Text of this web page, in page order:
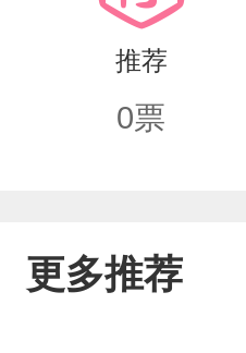
推荐
0票
更多推荐